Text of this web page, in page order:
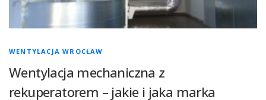
WENTYLACJA WROCŁAW
Wentylacja mechaniczna z
rekuperatorem – jakie i jaka marka